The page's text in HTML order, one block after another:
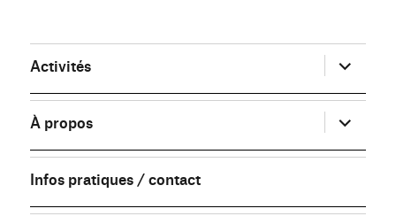
Activités ouvrir
le
sous-
menu
À propos
ouvrir
le
sous-
menu
Infos pratiques / contact